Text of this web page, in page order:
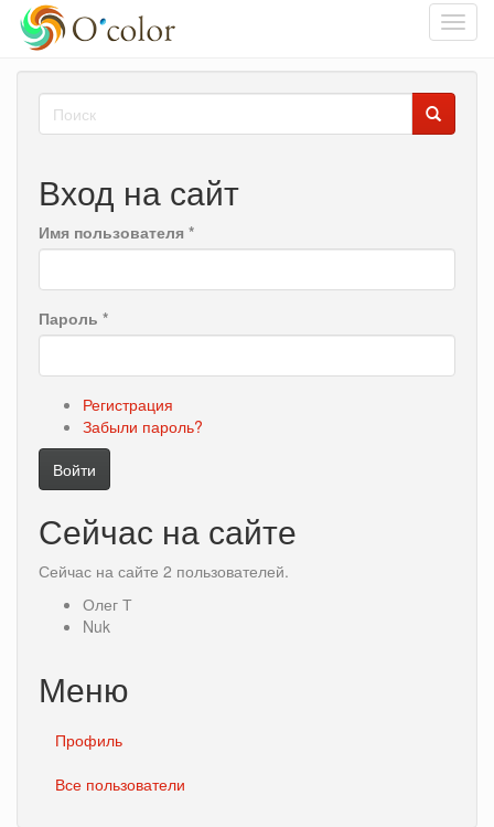
основному
Форма
поиска
Вход на сайт
Имя пользователя *
Пароль *
Регистрация
Забыли пароль?
Войти
Сейчас на сайте
Сейчас на сайте 2 пользователей.
Олег Т
Nuk
Меню
Профиль
Все пользователи